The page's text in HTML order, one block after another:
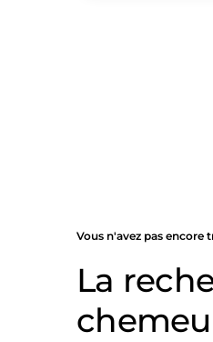
Vous n'avez pas encore
La